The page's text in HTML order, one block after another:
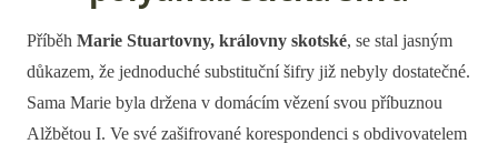
Příběh Marie Stuartovny, královny skotské, se stal jasným
důkazem, že jednoduché substituční šifry již nebyly dostatečné.
Sama Marie byla držena v domácím vězení svou příbuznou
Alžbětou I. Ve své zašifrované korespondenci s obdivovatelem